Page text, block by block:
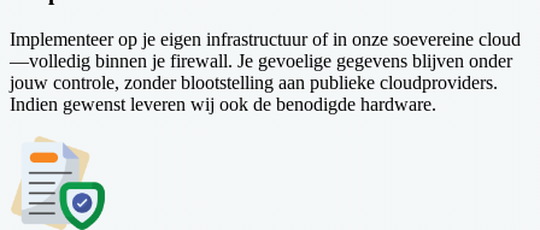
Implementeer op je eigen infrastructuur of in onze soevereine cloud
—volledig binnen je firewall. Je gevoelige gegevens blijven onder
jouw controle, zonder blootstelling aan publieke cloudproviders.
Indien gewenst leveren wij ook de benodigde hardware.